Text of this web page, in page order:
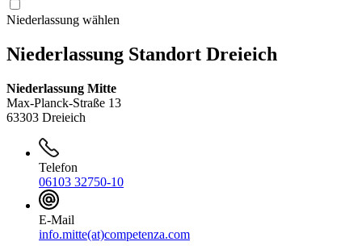
Niederlassung wählen
Niederlassung Standort Dreieich
Niederlassung Mitte
Max-Planck-Straße 13
63303 Dreieich
Telefon
06103 32750-10
E-Mail
info.mitte(at)competenza.com